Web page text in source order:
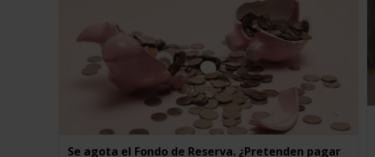
Se agota el Fondo de Reserva. ¿Pretenden pagar